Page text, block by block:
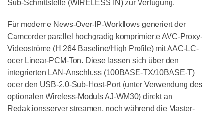
Sub-Schnittstelle (WIRELESS IN) zur Verfügung.
Für moderne News-Over-IP-Workflows generiert der
Camcorder parallel hochgradig komprimierte AVC-Proxy-
Videoströme (H.264 Baseline/High Profile) mit AAC-LC-
oder Linear-PCM-Ton. Diese lassen sich über den
integrierten LAN-Anschluss (100BASE-TX/10BASE-T)
oder den USB-2.0-Sub-Host-Port (unter Verwendung des
optionalen Wireless-Moduls AJ-WM30) direkt an
Redaktionsserver streamen, noch während die Master-